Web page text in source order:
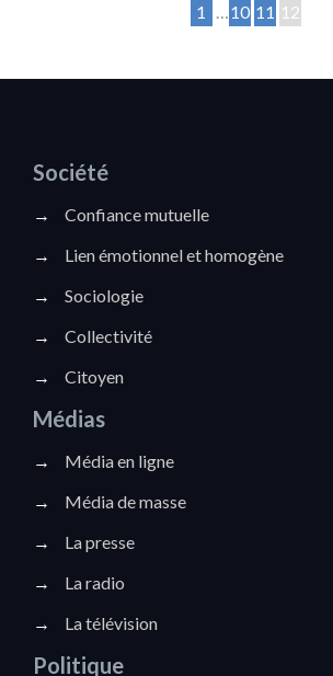
1 …10 11 12
Société
→
Confiance mutuelle
→
Lien émotionnel et homogène
→
Sociologie
→
Collectivité
→
Citoyen
Médias
→
Média en ligne
→
Média de masse
→
La presse
→
La radio
→
La télévision
Politique